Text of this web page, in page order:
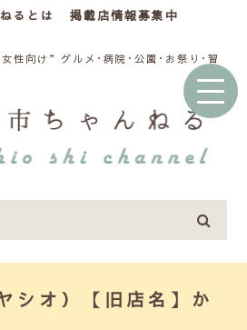
るとは 掲載店情報募集中
性向け”グルメ･病院･公園･お祭り･習
オ）【旧店名】か